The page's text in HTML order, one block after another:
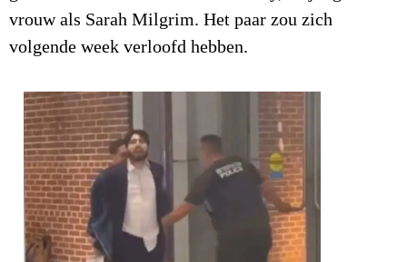
vrouw als Sarah Milgrim. Het paar zou zich
volgende week verloofd hebben.